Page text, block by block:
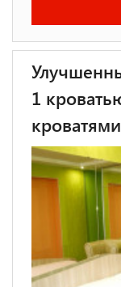
1
кроватями